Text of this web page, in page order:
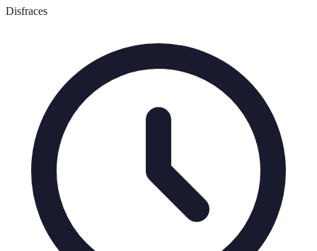
Disfraces